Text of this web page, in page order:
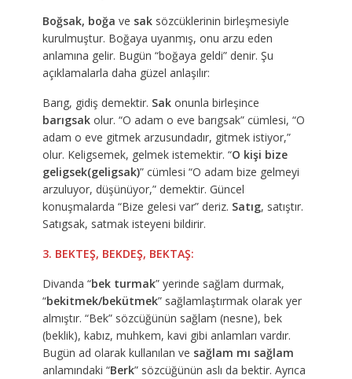
Boğsak, boğa ve saksözcüklerinin birleşmesiyle
kurulmuştur. Boğaya uyanmış, onu arzu eden
anlamına gelir. Bugün “boğaya geldi” denir. Şu
açıklamalarla daha güzel anlaşılır:
Barıg, gidiş demektir. Sakonunla birleşince
barıgsakolur. “O adam o eve barıgsak” cümlesi, “O
adam o eve gitmek arzusundadır, gitmek istiyor,”
olur. Keligsemek, gelmek istemektir. “O kişi bize
geligsek(geligsak)” cümlesi “O adam bize gelmeyi
arzuluyor, düşünüyor,” demektir. Güncel
konuşmalarda “Bize gelesi var” deriz. Satıg, satıştır.
Satıgsak, satmak isteyeni bildirir.
3. BEKTEŞ, BEKDEŞ, BEKTAŞ:
Divanda “bek turmak” yerinde sağlam durmak,
“bekitmek/bekütmek” sağlamlaştırmak olarak yer
almıştır. “Bek” sözcüğünün sağlam (nesne), bek
(beklik), kabız, muhkem, kavi gibi anlamları vardır.
Bugün ad olarak kullanılan ve sağlam mı sağlam
anlamındaki “Berk” sözcüğünün aslı da bektir. Ayrıca